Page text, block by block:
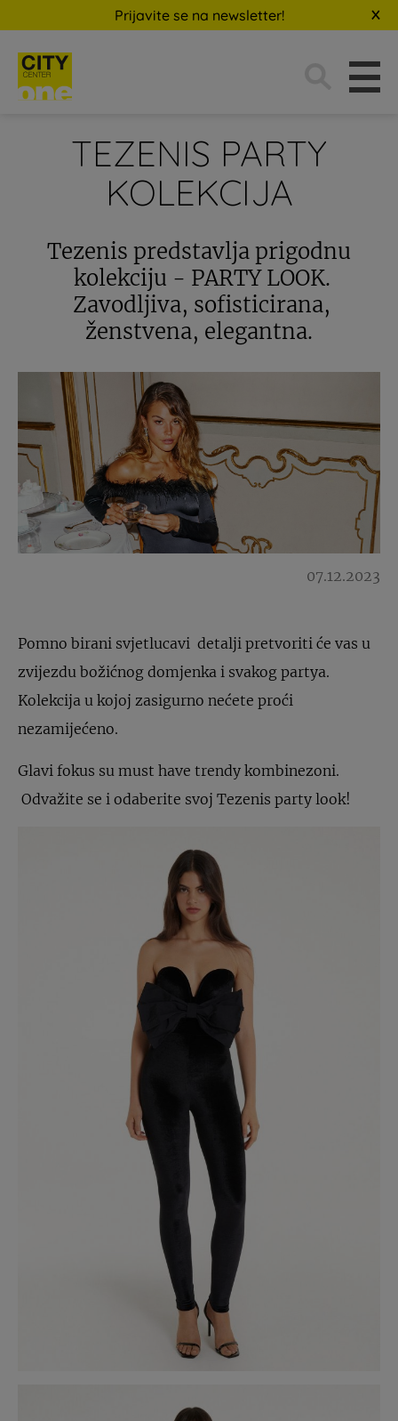
Prijavite se na newsletter!
TEZENIS PARTY
KOLEKCIJA
Tezenis predstavlja prigodnu
kolekciju - PARTY LOOK.
Zavodljiva, sofisticirana,
ženstvena, elegantna.
07.12.2023
Pomno birani svjetlucavi detalji pretvoriti će vas u
zvijezdu božićnog domjenka i svakog partya.
Kolekcija u kojoj zasigurno nećete proći
nezamijećeno.
Glavi fokus su must have trendy kombinezoni.
Odvažite se i odaberite svoj Tezenis party look!